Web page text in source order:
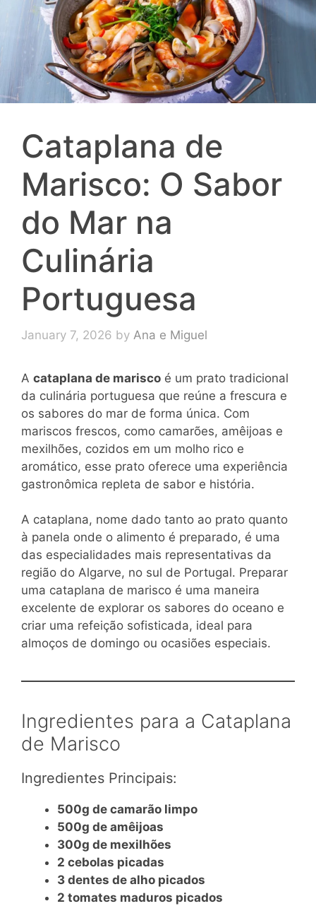
Cataplana de
Marisco: O Sabor
do Mar na
Culinária
Portuguesa
January 7, 2026 by Ana e Miguel
A cataplana de marisco é um prato tradicional
da culinária portuguesa que reúne a frescura e
os sabores do mar de forma única. Com
mariscos frescos, como camarões, amêijoas e
mexilhões, cozidos em um molho rico e
aromático, esse prato oferece uma experiência
gastronômica repleta de sabor e história.
A cataplana, nome dado tanto ao prato quanto
à panela onde o alimento é preparado, é uma
das especialidades mais representativas da
região do Algarve, no sul de Portugal. Preparar
uma cataplana de marisco é uma maneira
excelente de explorar os sabores do oceano e
criar uma refeição sofisticada, ideal para
almoços de domingo ou ocasiões especiais.
Ingredientes para a Cataplana
de Marisco
Ingredientes Principais:
500g de camarão limpo
500g de amêijoas
300g de mexilhões
2 cebolas picadas
3 dentes de alho picados
2 tomates maduros picados